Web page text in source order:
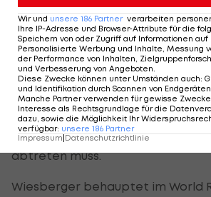
schreibt Wiesberger auf
schlechtes Golf, falsche
mentale Schwäche haben sich
Wiesberger landet einen Schlag
Woods und Justin Thomas (beide
die Weltranglisten-Führung um
wieder an den SpanierJon Rahm
abtreten muss.
Wiesberger behauptet im World
Wir und unsere 186 Partner verarbeiten
Ihre IP-Adresse und Browser-Attribute für die
Speichern von oder Zugriff auf Informationen
Personalisierte Werbung und Inhalte, Messung
der Performance von Inhalten,
und Verbesserung von Angeboten
Diese Zwecke können unter Umständen auch:
und Identifikation durch Scannen von Endgeräten
Manche Partner verwenden für gewisse
Interesse als Rechtsgrundlage für die
dazu, sowie die Möglichkeit Ihr
verfügbar: unsere 186 Partner
Impressum|Datenschutzrichtlinie